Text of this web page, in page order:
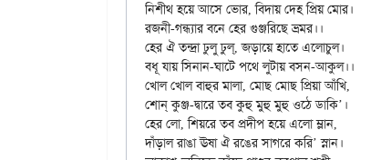
নিশীথ হয়ে আসে ভোর, বিদায় দেহ প্রিয় মোর।
রজনী-গন্ধ্যার বনে হের গুঞ্জরিছে ভ্রমর।।
হের ঐ তন্দ্রা ঢুলু ঢুল্, জড়ায়ে হাতে এলোচুল।
বধূ যায় সিনান-ঘাটে পথে লুটায় বসন-আকুল।।
খোল খোল বাহুর মালা, মোছ মোছ প্রিয়া আঁখি,
শোন্ কুঞ্জ-দ্বারে তব কুহু মুহু মুহু ওঠে ডাকি’।
হের লো, শিয়রে তব প্রদীপ হয়ে এলো ম্লান,
দাঁড়াল রাঙা ঊষা ঐ রঙের সাগরে করি’ স্নান।